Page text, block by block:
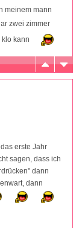
meinem mann
zwei zimmer
kann
erste Jahr
sagen, dass ich
dann
dann